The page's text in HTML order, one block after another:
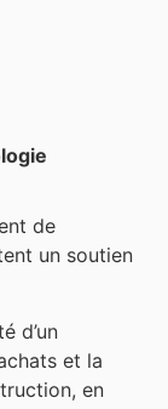
de
un soutien
d’un
et la
en